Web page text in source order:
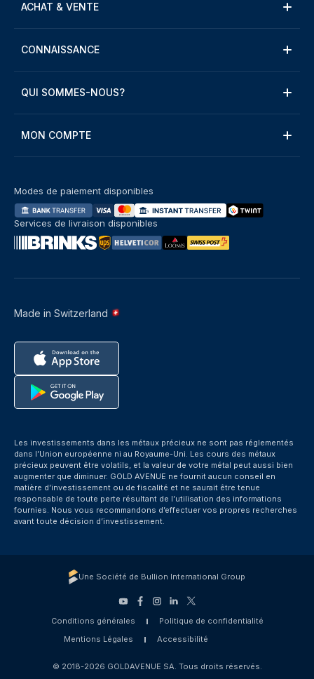
ACHAT & VENTE
CONNAISSANCE
QUI SOMMES-NOUS?
MON COMPTE
Made in Switzerland
Modes de paiement disponibles
Services de livraison disponibles
Les investissements dans les métaux précieux ne sont pas réglementés
dans l’Union européenne ni au Royaume-Uni. Les cours des métaux
précieux peuvent être volatils, et la valeur de votre métal peut aussi bien
augmenter que diminuer. GOLD AVENUE ne fournit aucun conseil en
matière d’investissement ou de fiscalité et ne saurait être tenue
responsable de toute perte résultant de l’utilisation des informations
fournies. Nous vous recommandons d’effectuer vos propres recherches
avant toute décision d’investissement.
Une Société de Bullion International Group
Conditions générales
Politique de confidentialité
Mentions Légales
Accessibilité
© 2018-2026 GOLDAVENUE SA. Tous droits réservés.